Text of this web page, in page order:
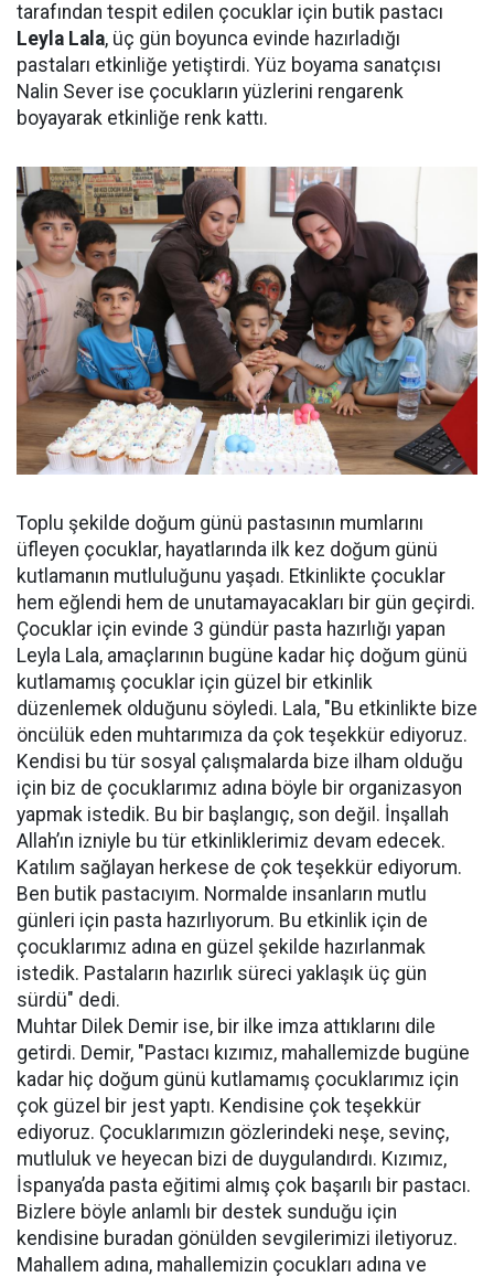
tarafından tespit edilen çocuklar için butik pastacı
Leyla Lala, üç gün boyunca evinde hazırladığı
pastaları etkinliğe yetiştirdi. Yüz boyama sanatçısı
Nalin Sever ise çocukların yüzlerini rengarenk
boyayarak etkinliğe renk kattı.
Toplu şekilde doğum günü pastasının mumlarını
üfleyen çocuklar, hayatlarında ilk kez doğum günü
kutlamanın mutluluğunu yaşadı. Etkinlikte çocuklar
hem eğlendi hem de unutamayacakları bir gün geçirdi.
Çocuklar için evinde 3 gündür pasta hazırlığı yapan
Leyla Lala, amaçlarının bugüne kadar hiç doğum günü
kutlamamış çocuklar için güzel bir etkinlik
düzenlemek olduğunu söyledi. Lala, "Bu etkinlikte bize
öncülük eden muhtarımıza da çok teşekkür ediyoruz.
Kendisi bu tür sosyal çalışmalarda bize ilham olduğu
için biz de çocuklarımız adına böyle bir organizasyon
yapmak istedik. Bu bir başlangıç, son değil. İnşallah
Allah’ın izniyle bu tür etkinliklerimiz devam edecek.
Katılım sağlayan herkese de çok teşekkür ediyorum.
Ben butik pastacıyım. Normalde insanların mutlu
günleri için pasta hazırlıyorum. Bu etkinlik için de
çocuklarımız adına en güzel şekilde hazırlanmak
istedik. Pastaların hazırlık süreci yaklaşık üç gün
sürdü" dedi.
Muhtar Dilek Demir ise, bir ilke imza attıklarını dile
getirdi. Demir, "Pastacı kızımız, mahallemizde bugüne
kadar hiç doğum günü kutlamamış çocuklarımız için
çok güzel bir jest yaptı. Kendisine çok teşekkür
ediyoruz. Çocuklarımızın gözlerindeki neşe, sevinç,
mutluluk ve heyecan bizi de duygulandırdı. Kızımız,
İspanya’da pasta eğitimi almış çok başarılı bir pastacı.
Bizlere böyle anlamlı bir destek sunduğu için
kendisine buradan gönülden sevgilerimizi iletiyoruz.
Mahallem adına, mahallemizin çocukları adına ve